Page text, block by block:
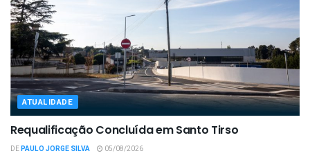
ATUALIDADE
Requalificação Concluída em Santo Tirso
DEPAULO JORGE SILVA 05/08/2026